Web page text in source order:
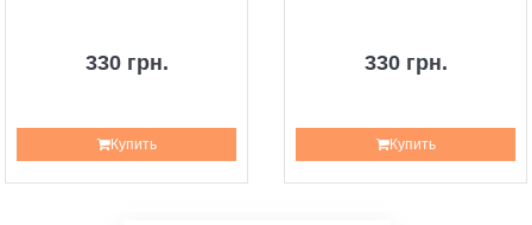
330 грн.
Купить
330 грн.
Купить